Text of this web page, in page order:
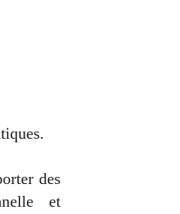
des
et